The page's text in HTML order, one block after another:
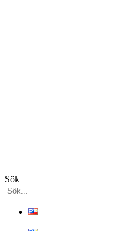
Sök